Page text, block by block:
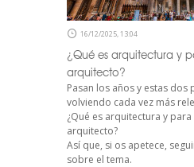
16/12/2025, 13:04
¿Qué es arquitectura y
arquitecto?
Pasan los años y estas dos
volviendo cada vez más
¿Qué es arquitectura y
arquitecto?
Así que, si os apetece,
sobre el tema.